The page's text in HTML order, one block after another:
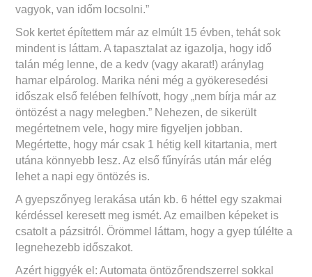
vagyok, van időm locsolni.”
Sok kertet építettem már az elmúlt 15 évben, tehát sok
mindent is láttam. A tapasztalat az igazolja, hogy idő
talán még lenne, de a kedv (vagy akarat!) aránylag
hamar elpárolog. Marika néni még a gyökeresedési
időszak első felében felhívott, hogy „nem bírja már az
öntözést a nagy melegben.” Nehezen, de sikerült
megértetnem vele, hogy mire figyeljen jobban.
Megértette, hogy már csak 1 hétig kell kitartania, mert
utána könnyebb lesz. Az első fűnyírás után már elég
lehet a napi egy öntözés is.
A gyepszőnyeg lerakása után kb. 6 héttel egy szakmai
kérdéssel keresett meg ismét. Az emailben képeket is
csatolt a pázsitról. Örömmel láttam, hogy a gyep túlélte a
legnehezebb időszakot.
Azért higgyék el: Automata öntözőrendszerrel sokkal